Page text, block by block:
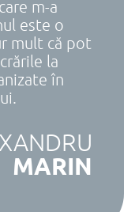
m-a
este o
mult că pot
la
în
MARIN